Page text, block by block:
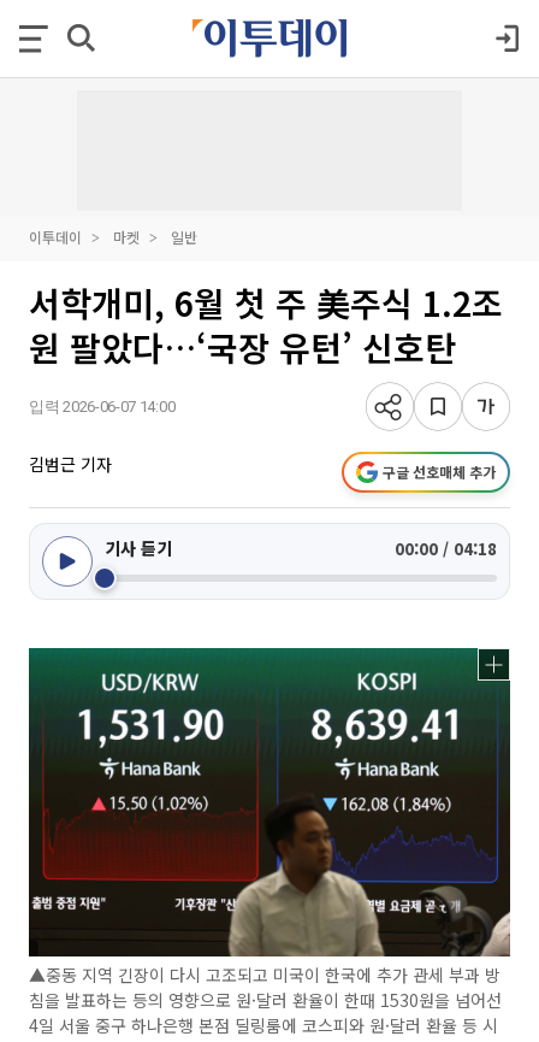
이투데이 마켓 일반
서학개미, 6월 첫 주 美주식 1.2조
원 팔았다…‘국장 유턴’ 신호탄
입력 2026-06-07 14:00
김범근 기자 구글 선호매체 추가
기사 듣기 00:00 / 04:18
▲중동 지역 긴장이 다시 고조되고 미국이 한국에 추가 관세 부과 방
침을 발표하는 등의 영향으로 원·달러 환율이 한때 1530원을 넘어선
4일 서울 중구 하나은행 본점 딜링룸에 코스피와 원·달러 환율 등 시